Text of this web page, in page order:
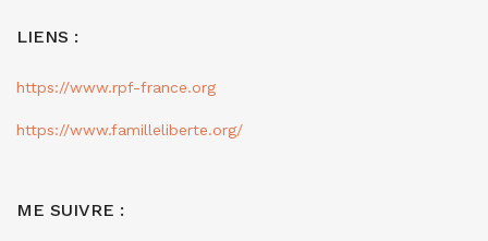
LIENS :
https://www.rpf-france.org
https://www.familleliberte.org/
ME SUIVRE :